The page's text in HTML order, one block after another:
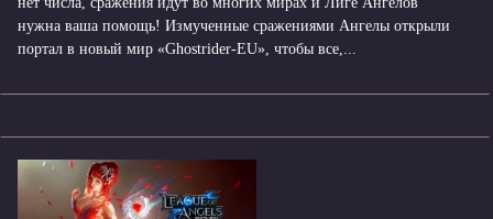
нужна ваша помощь! Измученные сражениями Ангелы открыли
портал в новый мир «Ghostrider-EU», чтобы все,...